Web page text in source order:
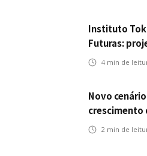
Instituto
Futuras:
leitura e
4 min de
Novo
crescimento
veículos
2 min de